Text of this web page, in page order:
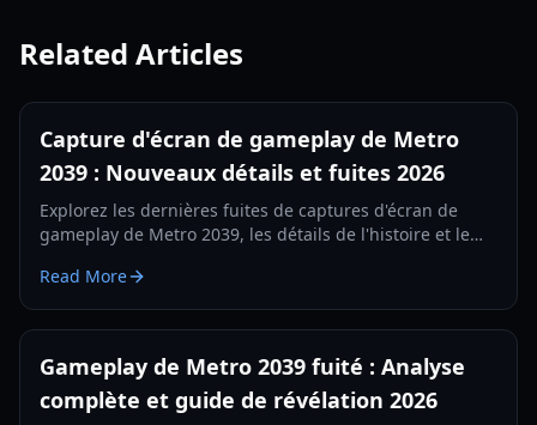
Related Articles
Capture d'écran de gameplay de Metro
2039 : Nouveaux détails et fuites 2026
Explorez les dernières fuites de captures d'écran de
gameplay de Metro 2039, les détails de l'histoire et le
de 4A Games en 2026.
Read More
Gameplay de Metro 2039 fuité : Analyse
complète et guide de révélation 2026